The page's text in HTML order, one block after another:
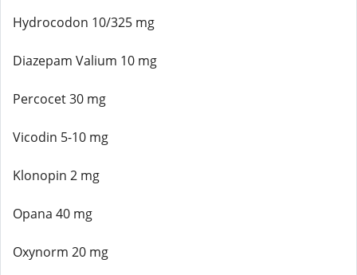
Hydrocodon 10/325 mg
Diazepam Valium 10 mg
Percocet 30 mg
Vicodin 5-10 mg
Klonopin 2 mg
Opana 40 mg
Oxynorm 20 mg